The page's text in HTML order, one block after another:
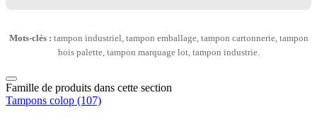
Mots-clés : tampon industriel, tampon emballage, tampon cartonnerie, tampon
bois palette, tampon marquage lot, tampon industrie.
Famille de produits dans cette section
Tampons colop (107)